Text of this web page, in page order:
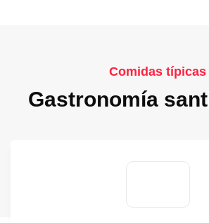
Comidas típicas
Gastronomía